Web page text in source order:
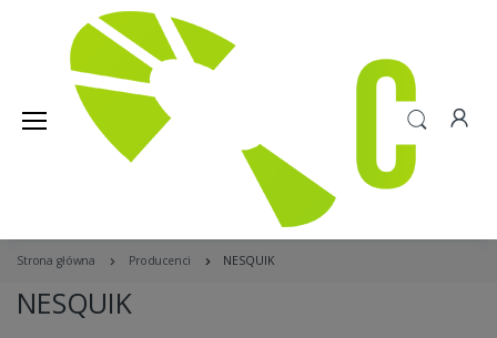
Strona główna Producenci NESQUIK
NESQUIK